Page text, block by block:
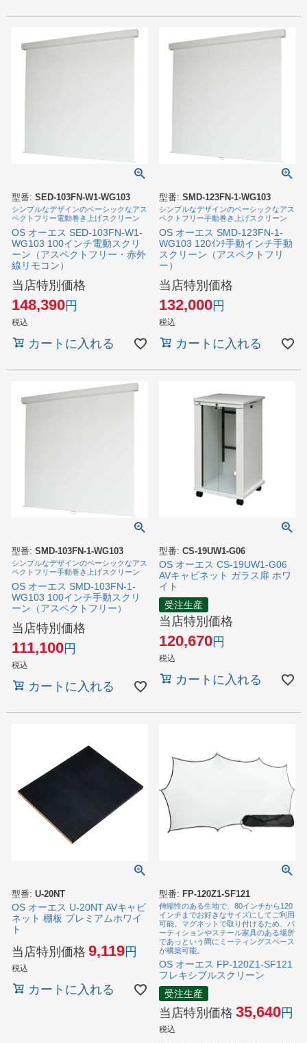
型番: SED-103FN-W1-WG103
シンプルなデザインのベーシックなアス
ペクトフリー電動巻き上げスクリーン
OS オーエス SED-103FN-W1-
WG103 100インチ電動スクリ
ーン（アスペクトフリー・赤外
線リモコン）
当店特別価格
148,390
税込
カートに入れる
型番: SMD-123FN-1-WG103
シンプルなデザインのベーシックなアス
ペクトフリー手動巻き上げスクリーン
OS オーエス SMD-123FN-1-
WG103 120ｲﾝﾁ手動インチ手動
スクリーン（アスペクトフリ
ー）
当店特別価格
132,000
税込
カートに入れる
型番: SMD-103FN-1-WG103
シンプルなデザインのベーシックなアス
ペクトフリー手動巻き上げスクリーン
OS オーエス SMD-103FN-1-
WG103 100インチ手動スクリ
ーン（アスペクトフリー）
当店特別価格
111,100
税込
カートに入れる
型番: CS-19UW1-G06
OS オーエス CS-19UW1-G06
AVキャビネット ガラス扉 ホワ
イト
受注生産
当店特別価格
120,670
税込
カートに入れる
型番: U-20NT
OS オーエス U-20NT AVキャビ
ネット 棚板 プレミアムホワイ
ト
当店特別価格 9,119
税込
カートに入れる
型番: FP-120Z1-SF121
伸縮性のある生地で、80インチから120
インチまでお好きなサイズにしてご利用
可能。マグネットで取り付けるため、パ
ーティションやスチール家具のある場所
であっという間にミーティングスペース
が構築可能。
OS オーエス FP-120Z1-SF121
フレキシブルスクリーン
受注生産
当店特別価格 35,640
税込